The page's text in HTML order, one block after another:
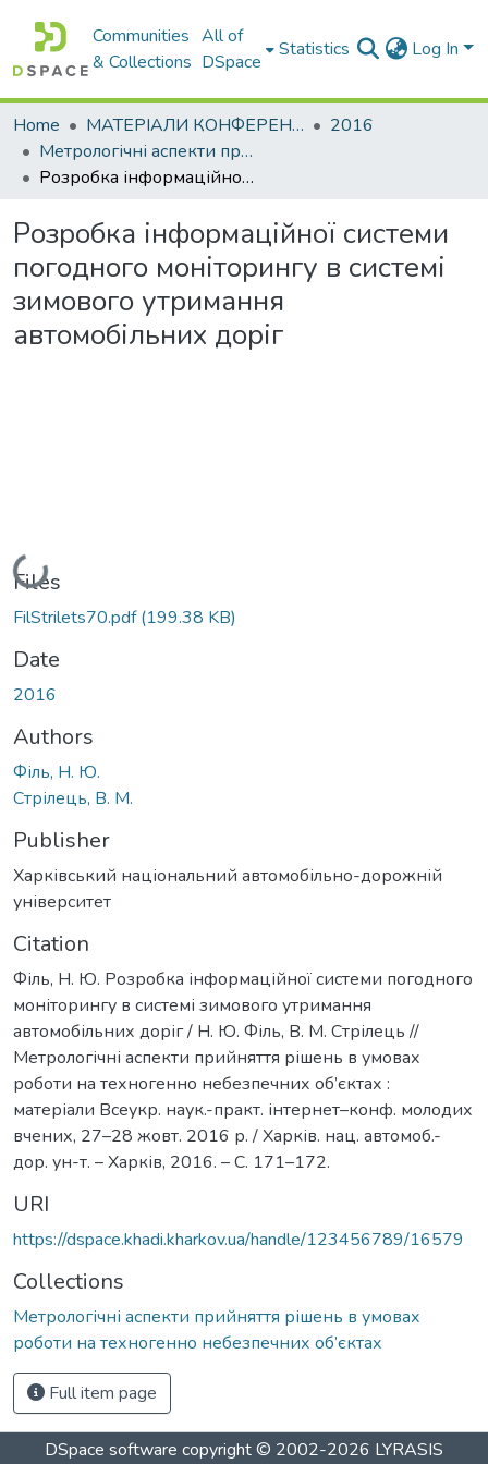
Communities
& Collections
All of
DSpace
Statistics Log In
Home МАТЕРІАЛИ КОНФЕРЕНЦІЙ
2016
Метрологічні аспекти прийняття рішень в умовах роботи на техногенно небезпечних об’єктах
Розробка інформаційної системи погодного моніторингу в системі зимового утримання автомобільних доріг
Розробка інформаційної системи
погодного моніторингу в системі
зимового утримання
автомобільних доріг
Loading...
Files
FilStrilets70.pdf(199.38 KB)
Date
2016
Authors
Філь, Н. Ю.
Стрілець, В. М.
Publisher
Харківський національний автомобільно-дорожній
університет
Citation
Філь, Н. Ю. Розробка інформаційної системи погодного
моніторингу в системі зимового утримання
автомобільних доріг / Н. Ю. Філь, В. М. Стрілець //
Метрологічні аспекти прийняття рішень в умовах
роботи на техногенно небезпечних об’єктах :
матеріали Всеукр. наук.-практ. інтернет–конф. молодих
вчених, 27–28 жовт. 2016 р. / Харків. нац. автомоб.-
дор. ун-т. – Харків, 2016. – С. 171–172.
URI
https://dspace.khadi.kharkov.ua/handle/123456789/16579
Collections
Метрологічні аспекти прийняття рішень в умовах
роботи на техногенно небезпечних об’єктах
Full item page
DSpace software copyright © 2002-2026 LYRASIS